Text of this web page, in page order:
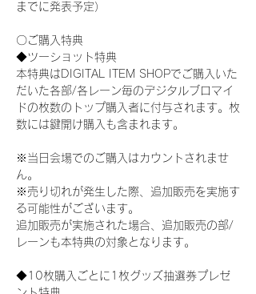
までに発表予定）
〇ご購入特典
◆ツーショット特典
本特典はDIGITAL ITEM SHOPでご購入いた
だいた各部/各レーン毎のデジタルブロマイ
ドの枚数のトップ購入者に付与されます。枚
数には鍵開け購入も含まれます。
※当日会場でのご購入はカウントされませ
ん。
※売り切れが発生した際、追加販売を実施す
る可能性がございます。
追加販売が実施された場合、追加販売の部/
レーンも本特典の対象となります。
◆10枚購入ごとに1枚グッズ抽選券プレゼ